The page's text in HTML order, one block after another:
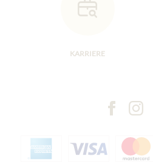
KARRIERE